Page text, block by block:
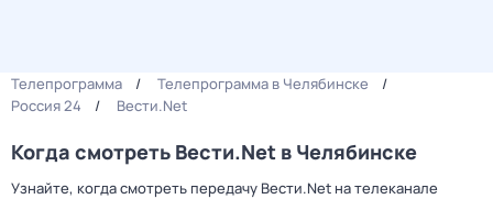
Телепрограмма
Телепрограмма в Челябинске
Россия 24
Вести.Net
Когда смотреть Вести.Net в Челябинске
Узнайте, когда смотреть передачу Вести.Net на телеканале